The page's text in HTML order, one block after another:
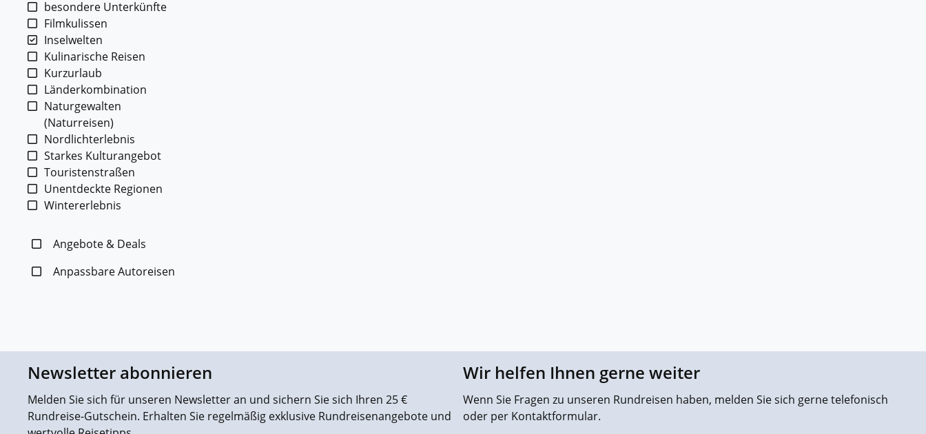
besondere Unterkünfte
Filmkulissen
Inselwelten
Kulinarische Reisen
Kurzurlaub
Länderkombination
Naturgewalten
(Naturreisen)
Nordlichterlebnis
Starkes Kulturangebot
Touristenstraßen
Unentdeckte Regionen
Wintererlebnis
Angebote & Deals
Anpassbare Autoreisen
Newsletter abonnieren
Melden Sie sich für unseren Newsletter an und sichern Sie sich Ihren 25 €
Rundreise-Gutschein. Erhalten Sie regelmäßig exklusive Rundreisenangebote und
Wir helfen Ihnen gerne weiter
Wenn Sie Fragen zu unseren Rundreisen haben, melden Sie sich gerne telefonisch
oder per Kontaktformular.